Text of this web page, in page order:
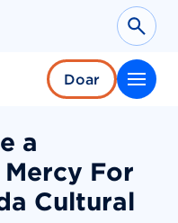
Doar
a
For
Cultural